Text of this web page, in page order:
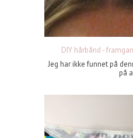
DIY hårbånd -
Jeg har ikke funnet på
på